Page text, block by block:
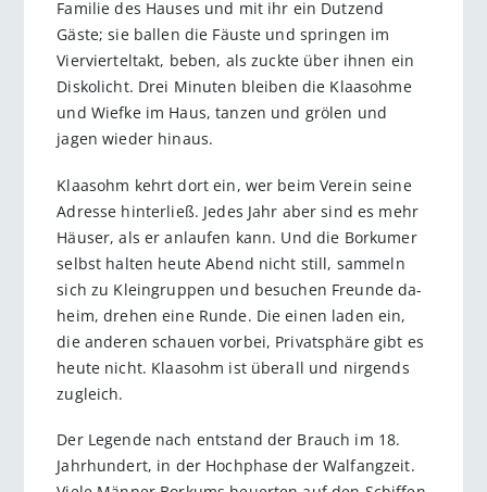
Familie des Hauses und mit ihr ein Dutzend
Gäste; sie ballen die Fäuste und springen im
Viervierteltakt, beben, als zuckte über ihnen ein
Diskolicht. Drei Minuten bleiben die Klaasohme
und Wiefke im Haus, tanzen und grölen und
jagen wieder hinaus.
Klaasohm kehrt dort ein, wer beim Verein seine
Adresse hinterließ. Jedes Jahr aber sind es mehr
Häuser, als er anlaufen kann. Und die Borkumer
selbst halten heute Abend nicht still, sammeln
sich zu Kleingruppen und besuchen Freunde da-
heim, drehen eine Runde. Die einen laden ein,
die anderen schauen vorbei, Privatsphäre gibt es
heute nicht. Klaasohm ist überall und nirgends
zugleich.
Der Legende nach entstand der Brauch im 18.
Jahrhundert, in der Hochphase der Walfangzeit.